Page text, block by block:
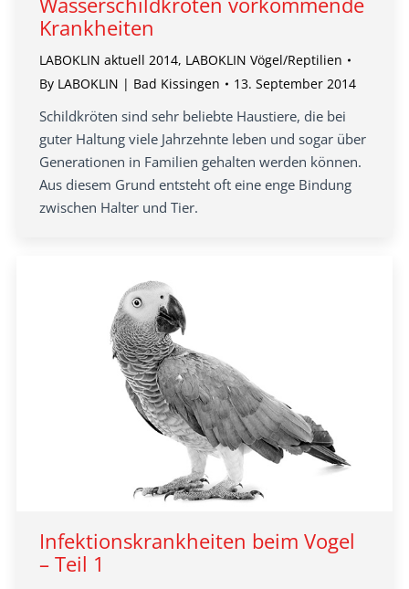
Krankheiten
LABOKLIN aktuell 2014, LABOKLIN Vögel/Reptilien
By LABOKLIN | Bad Kissingen 13. September 2014
Schildkröten sind sehr beliebte Haustiere, die bei
guter Haltung viele Jahrzehnte leben und sogar über
Generationen in Familien gehalten werden können.
Aus diesem Grund entsteht oft eine enge Bindung
zwischen Halter und Tier.
Infektionskrankheiten beim Vogel
– Teil 1